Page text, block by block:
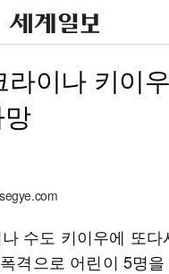
라이나 키이
수도 키이우에 또다
격으로 어린이 5명을